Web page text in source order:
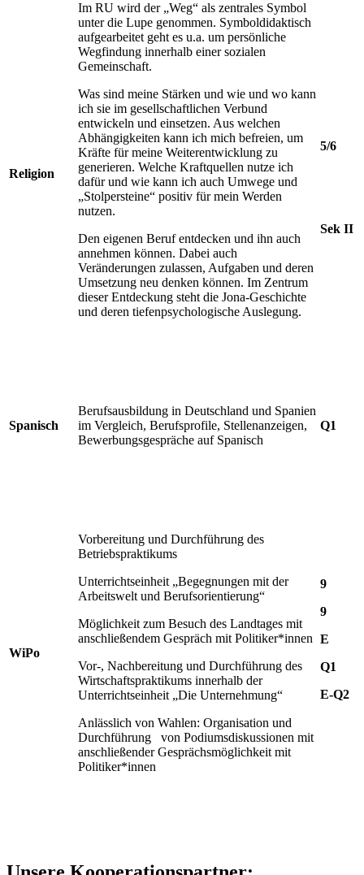
Religion
Im RU wird der „Weg“ als zentrales Symbol
unter die Lupe genommen. Symboldidaktisch
aufgearbeitet geht es u.a. um persönliche
Wegfindung innerhalb einer sozialen
Gemeinschaft.
Was sind meine Stärken und wie und wo kann
ich sie im gesellschaftlichen Verbund
entwickeln und einsetzen. Aus welchen
Abhängigkeiten kann ich mich befreien, um
Kräfte für meine Weiterentwicklung zu
generieren. Welche Kraftquellen nutze ich
dafür und wie kann ich auch Umwege und
„Stolpersteine“ positiv für mein Werden
nutzen.
Den eigenen Beruf entdecken und ihn auch
annehmen können. Dabei auch
Veränderungen zulassen, Aufgaben und deren
Umsetzung neu denken können. Im Zentrum
dieser Entdeckung steht die Jona-Geschichte
und deren tiefenpsychologische Auslegung.
5/6
Sek II
Spanisch
Berufsausbildung in Deutschland und Spanien
im Vergleich, Berufsprofile, Stellenanzeigen,
Bewerbungsgespräche auf Spanisch
Q1
WiPo
Vorbereitung und Durchführung des
Betriebspraktikums
Unterrichtseinheit „Begegnungen mit der
Arbeitswelt und Berufsorientierung“
Möglichkeit zum Besuch des Landtages mit
anschließendem Gespräch mit Politiker*innen
Vor-, Nachbereitung und Durchführung des
Wirtschaftspraktikums innerhalb der
Unterrichtseinheit „Die Unternehmung“
Anlässlich von Wahlen: Organisation und
Durchführung von Podiumsdiskussionen mit
anschließender Gesprächsmöglichkeit mit
Politiker*innen
9
9
E
Q1
E-Q2